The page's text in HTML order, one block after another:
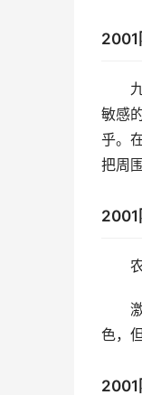
2001
敏感
乎。
把周
2001
色，
2001